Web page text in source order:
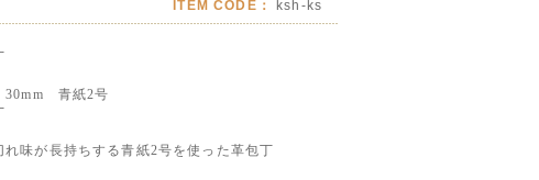
ITEM CODE： ksh-ks
青紙2号
れ味が長持ちする青紙2号を使った革包丁